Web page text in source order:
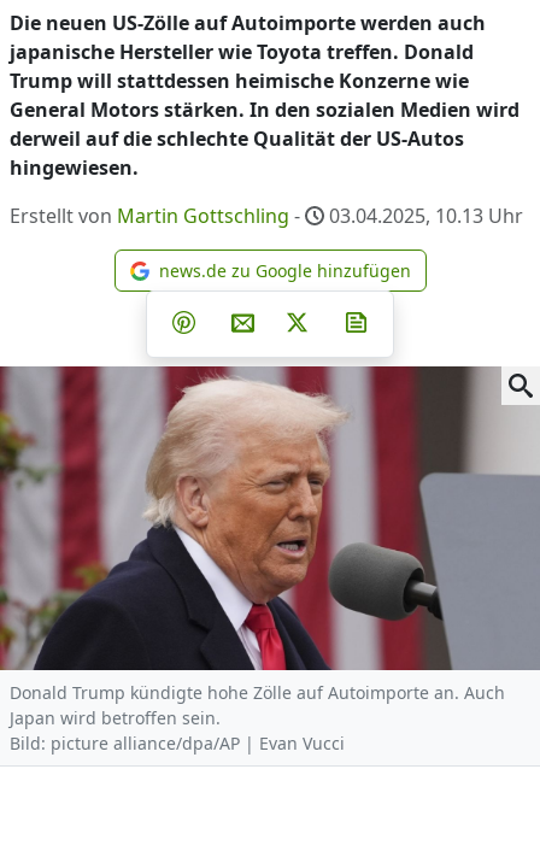
Die neuen US-Zölle auf Autoimporte werden auch
japanische Hersteller wie Toyota treffen. Donald
Trump will stattdessen heimische Konzerne wie
General Motors stärken. In den sozialen Medien wird
derweil auf die schlechte Qualität der US-Autos
hingewiesen.
Erstellt von Martin Gottschling - 03.04.2025, 10.13 Uhr
news.de zu Google
news.de zu Google hinzufügen
Teilen auf Facebook
Teilen auf Whatsapp
Teilen auf Telegram
Teilen auf Pinterest
Per E-Mail teilen
Post auf X
Donald Trump kündigte hohe Zölle auf Autoimporte an. Auch
Japan wird betroffen sein.
Bild: picture alliance/dpa/AP | Evan Vucci